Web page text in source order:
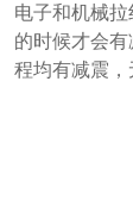
电子和机械
的时候才会
程均有减震，